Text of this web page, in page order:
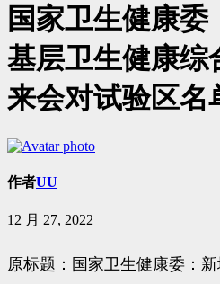
国家卫生健康委
基层卫生健康综
来会对试验区名
作者UU
12 月 27, 2022
原标题：国家卫生健康委：